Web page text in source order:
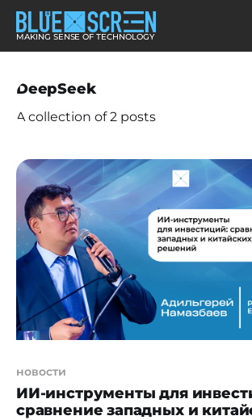
MAKING SENSE OF TECHNOLOGY
DeepSeek
A collection of 2 posts
новости
ИИ-инструменты для
сравнение западных и